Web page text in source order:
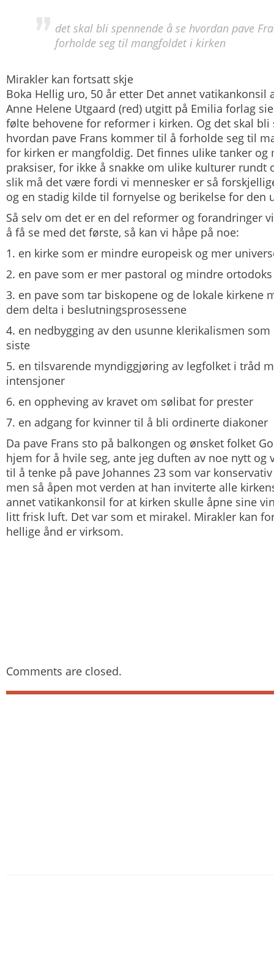
det skal bli spennende å se hvordan pave
forholde seg til mangfoldet i kirken
Mirakler kan fortsatt skje
Boka Hellig uro, 50 år etter Det annet vatikankonsil
Anne Helene Utgaard (red) utgitt på Emilia forlag
følte behovene for reformer i kirken. Og det skal bli
hvordan pave Frans kommer til å forholde seg til
for kirken er mangfoldig. Det finnes ulike tanker og
praksiser, for ikke å snakke om ulike kulturer rundt
slik må det være fordi vi mennesker er så
og en stadig kilde til fornyelse og berikelse for den
Så selv om det er en del reformer og forandringer
å få se med det første, så kan vi håpe på noe:
1. en kirke som er mindre europeisk og mer
2. en pave som er mer pastoral og mindre ortodoks
3. en pave som tar biskopene og de lokale kirkene
dem delta i beslutningsprosessene
4. en nedbygging av den usunne klerikalismen
siste
5. en tilsvarende myndiggjøring av legfolket i tråd
intensjoner
6. en oppheving av kravet om sølibat for prester
7. en adgang for kvinner til å bli ordinerte diakoner
Da pave Frans sto på balkongen og ønsket folket
hjem for å hvile seg, ante jeg duften av noe nytt og
til å tenke på pave Johannes 23 som var
men så åpen mot verden at han inviterte alle
annet vatikankonsil for at kirken skulle åpne sine
litt frisk luft. Det var som et mirakel. Mirakler kan
hellige ånd er virksom.
Comments are closed.